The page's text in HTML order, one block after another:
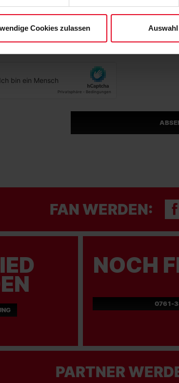
Cookies zulassen
FAN WERDEN:
NOCH
0761-
PARTNER